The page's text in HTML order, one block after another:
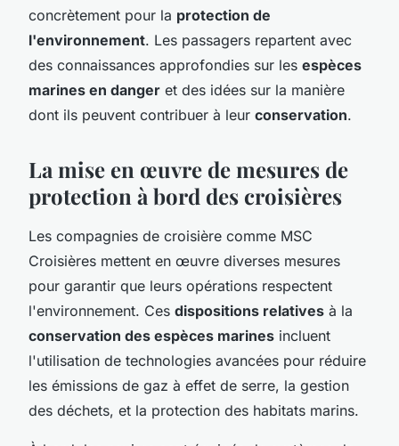
concrètement pour la protection de
l'environnement. Les passagers repartent avec
des connaissances approfondies sur les espèces
marines en danger et des idées sur la manière
dont ils peuvent contribuer à leur conservation.
La mise en œuvre de mesures de
protection à bord des croisières
Les compagnies de croisière comme MSC
Croisières mettent en œuvre diverses mesures
pour garantir que leurs opérations respectent
l'environnement. Ces dispositions relatives à la
conservation des espèces marines incluent
l'utilisation de technologies avancées pour réduire
les émissions de gaz à effet de serre, la gestion
des déchets, et la protection des habitats marins.